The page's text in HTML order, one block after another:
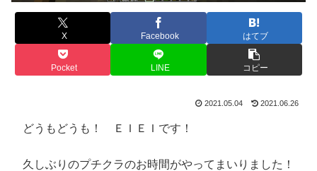
X Facebook はてブ
Pocket LINE コピー
2021.05.04 2021.06.26
どうもどうも！ ＥＩＥＩです！
久しぶりのプチクラのお時間がやってまいりました！